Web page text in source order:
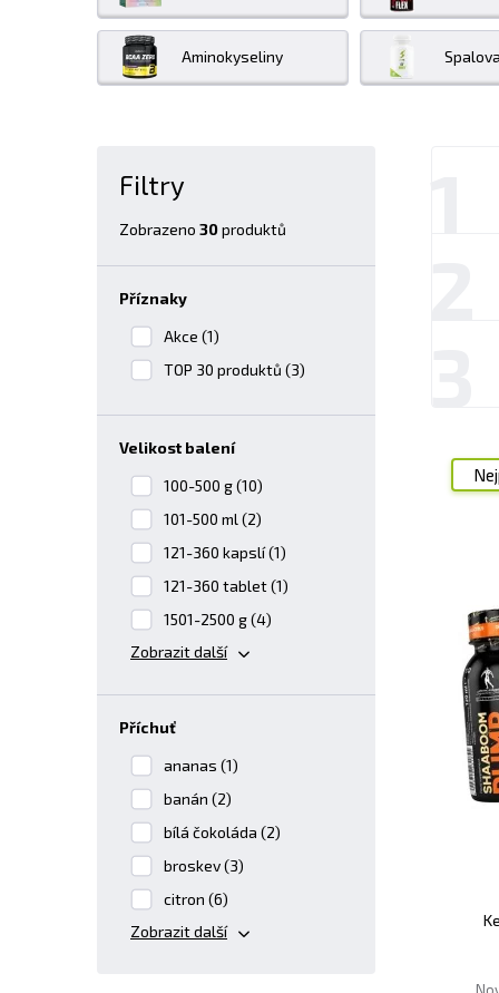
Aminokyseliny
Filtry
Zobrazeno 30produktů
Příznaky
Akce (1)
TOP 30 produktů (3)
velikost balení
100-500 g (10)
101-500 ml (2)
121-360 kapslí (1)
121-360 tablet (1)
1501-2500 g (4)
Zobrazit další
příchuť
ananas (1)
banán (2)
bílá čokoláda (2)
broskev (3)
citron (6)
Zobrazit další